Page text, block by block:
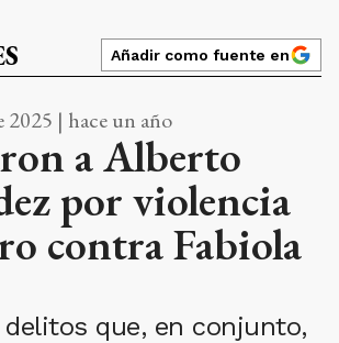
Añadir como fuente en
2025 | hace un año
a Alberto
por violencia
contra Fabiola
que, en conjunto,